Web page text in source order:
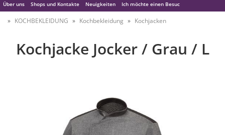
Über uns Shops und Kontakte Neuigkeiten Ich möchte einen Besuc
Nützliche Tipps
KOCHBEKLEIDUNG Kochbekleidung Kochjacken
Kochjacke Jocker / Grau / L